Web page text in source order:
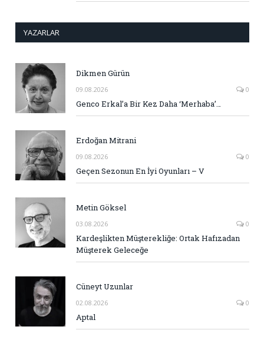
YAZARLAR
Dikmen Gürün
09.08.2026 0
Genco Erkal’a Bir Kez Daha ‘Merhaba’…
Erdoğan Mitrani
09.08.2026 0
Geçen Sezonun En İyi Oyunları – V
Metin Göksel
03.08.2026 0
Kardeşlikten Müşterekliğe: Ortak Hafızadan
Müşterek Geleceğe
Cüneyt Uzunlar
02.08.2026 0
Aptal